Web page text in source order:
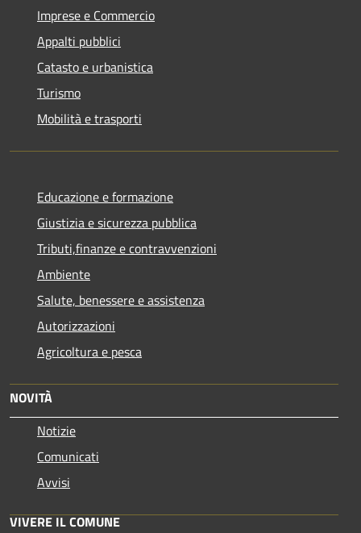
Imprese e Commercio
Appalti pubblici
Catasto e urbanistica
Turismo
Mobilità e trasporti
Educazione e formazione
Giustizia e sicurezza pubblica
Tributi,finanze e contravvenzioni
Ambiente
Salute, benessere e assistenza
Autorizzazioni
Agricoltura e pesca
NOVITÀ
Notizie
Comunicati
Avvisi
VIVERE IL COMUNE